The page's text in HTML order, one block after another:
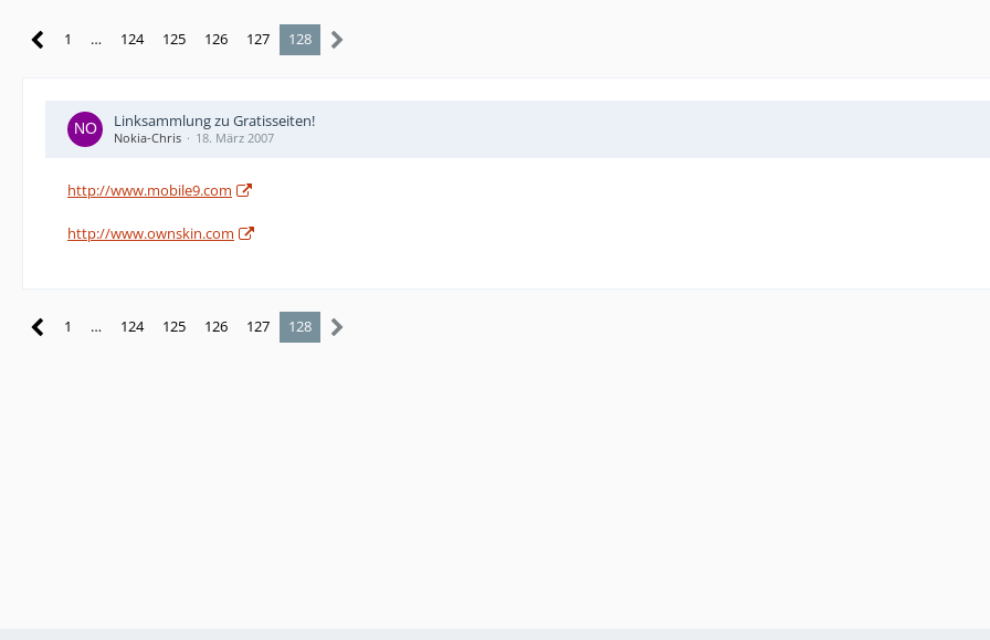
1 … 124 125 126 127 128
Linksammlung zu Gratisseiten!
Nokia-Chris 18. März 2007
http://www.mobile9.com
http://www.ownskin.com
1 … 124 125 126 127 128